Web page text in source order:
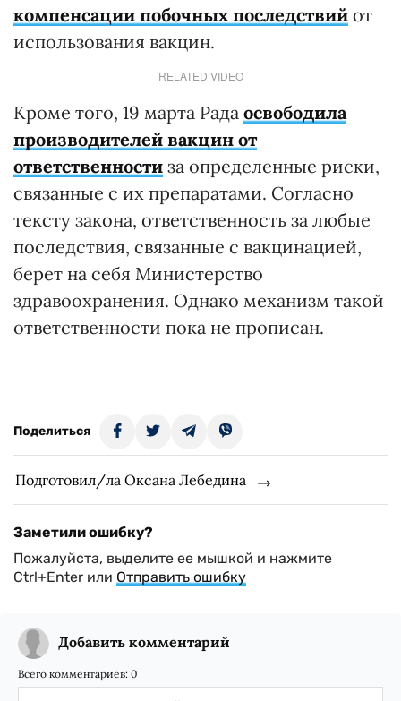
компенсации побочных последствий от
использования вакцин.
RELATED VIDEO
Кроме того, 19 марта Рада освободила
производителей вакцин от
ответственности за определенные риски,
связанные с их препаратами. Согласно
тексту закона, ответственность за любые
последствия, связанные с вакцинацией,
берет на себя Министерство
здравоохранения. Однако механизм такой
ответственности пока не прописан.
Поделиться
Подготовил/ла Оксана Лебедина
Заметили ошибку?
Пожалуйста, выделите ее мышкой и нажмите
Ctrl+Enter или Отправить ошибку
Добавить комментарий
Всего комментариев: 0